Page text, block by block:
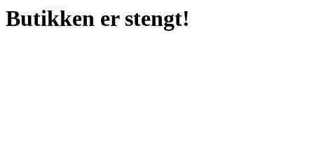
Butikken er stengt!